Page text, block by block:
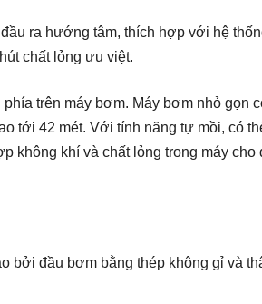
ra hướng tâm, thích hợp với hệ
chất lỏng ưu việt.
trên máy bơm. Máy bơm nhỏ gọn
tới 42 mét. Với tính năng tự mồi, có
khí và chất lỏng trong máy
bởi đầu bơm bằng thép không gỉ và